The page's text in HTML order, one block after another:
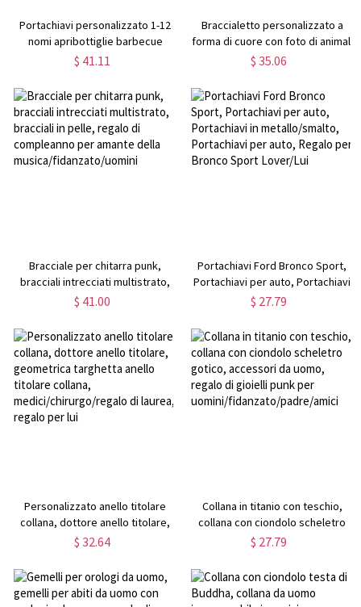
Portachiavi personalizzato 1-12
nomi apribottiglie barbecue
elemento per padre
$ 41.11
Braccialetto personalizzato a
forma di cuore con foto di animali
domestici, braccialetto di fascino
carino con gioielli commemorativi
incisi e ispirati, regali per padre
$ 35.06
Bracciale per chitarra punk,
bracciali intrecciati multistrato,
bracciali in pelle, regalo di
musica/fidanzato/uomini
$ 41.00
Portachiavi Ford Bronco Sport,
Portachiavi per auto, Portachiavi
in metallo/smalto, Portachiavi
Sport Lover/Lui
$ 27.79
Personalizzato anello titolare
collana, dottore anello titolare,
geometrica targhetta anello
medici/chirurgo/regalo di laurea,
regalo per lui
$ 32.64
Collana in titanio con teschio,
collana con ciondolo scheletro
gotico, accessori da uomo,
uomini/fidanzato/padre/amici
$ 27.79